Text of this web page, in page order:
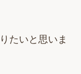
たいと思いま